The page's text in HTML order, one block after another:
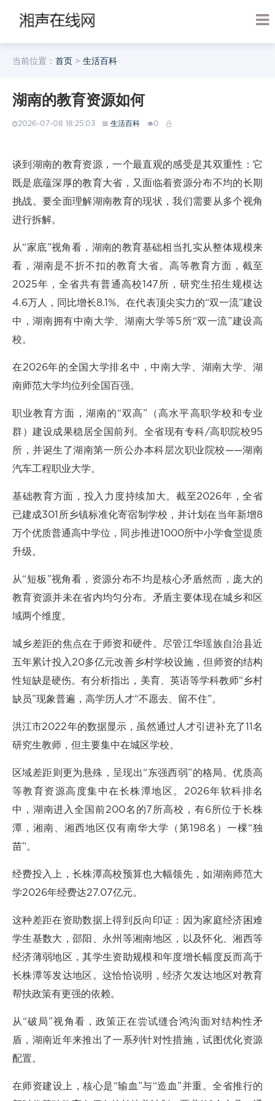
当前位置： 首页 > 生活百科
湖南的教育资源如何
2026-07-08 18:25:03 生活百科 0
谈到湖南的教育资源，一个最直观的感受是其双重性：它
既是底蕴深厚的教育大省，又面临着资源分布不均的长期
挑战。要全面理解湖南教育的现状，我们需要从多个视角
进行拆解。
从“家底”视角看，湖南的教育基础相当扎实从整体规模来
看，湖南是不折不扣的教育大省。高等教育方面，截至
2025年，全省共有普通高校147所，研究生招生规模达
4.6万人，同比增长8.1%。在代表顶尖实力的“双一流”建设
中，湖南拥有中南大学、湖南大学等5所“双一流”建设高
校。
在2026年的全国大学排名中，中南大学、湖南大学、湖
南师范大学均位列全国百强。
职业教育方面，湖南的“双高”（高水平高职学校和专业
群）建设成果稳居全国前列。全省现有专科/高职院校95
所，并诞生了湖南第一所公办本科层次职业院校——湖南
汽车工程职业大学。
基础教育方面，投入力度持续加大。截至2026年，全省
已建成301所乡镇标准化寄宿制学校，并计划在当年新增8
万个优质普通高中学位，同步推进1000所中小学食堂提质
升级。
从“短板”视角看，资源分布不均是核心矛盾然而，庞大的
教育资源并未在省内均匀分布。矛盾主要体现在城乡和区
域两个维度。
城乡差距的焦点在于师资和硬件。尽管江华瑶族自治县近
五年累计投入20多亿元改善乡村学校设施，但师资的结构
性短缺是硬伤。有分析指出，美育、英语等学科教师“乡村
缺员”现象普遍，高学历人才“不愿去、留不住”。
洪江市2022年的数据显示，虽然通过人才引进补充了11名
研究生教师，但主要集中在城区学校。
区域差距则更为悬殊，呈现出“东强西弱”的格局。优质高
等教育资源高度集中在长株潭地区。2026年软科排名
中，湖南进入全国前200名的7所高校，有6所位于长株
潭，湘南、湘西地区仅有南华大学（第198名）一棵“独
苗”。
经费投入上，长株潭高校预算也大幅领先，如湖南师范大
学2026年经费达27.07亿元。
这种差距在资助数据上得到反向印证：因为家庭经济困难
学生基数大，邵阳、永州等湘南地区，以及怀化、湘西等
经济薄弱地区，其学生资助规模和年度增长幅度反而高于
长株潭等发达地区。这恰恰说明，经济欠发达地区对教育
帮扶政策有更强的依赖。
从“破局”视角看，政策正在尝试缝合鸿沟面对结构性矛
盾，湖南近年来推出了一系列针对性措施，试图优化资源
配置。
在师资建设上，核心是“输血”与“造血”并重。全省推行的